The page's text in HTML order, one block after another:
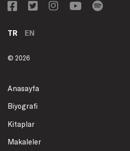
TR EN
© 2026
Anasayfa
Biyografi
Kitaplar
Makaleler